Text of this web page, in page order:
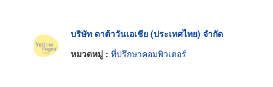
บริษัท ดาต้าวันเอเชีย (ประเทศไทย) จำกัด
หมวดหมู่ : ที่ปรึกษาคอมพิวเตอร์